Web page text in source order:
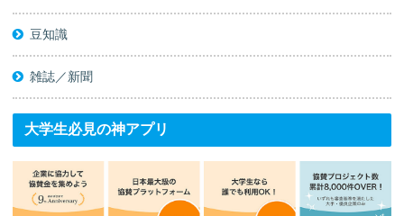
豆知識
雑誌／新聞
大学生必見の神アプリ